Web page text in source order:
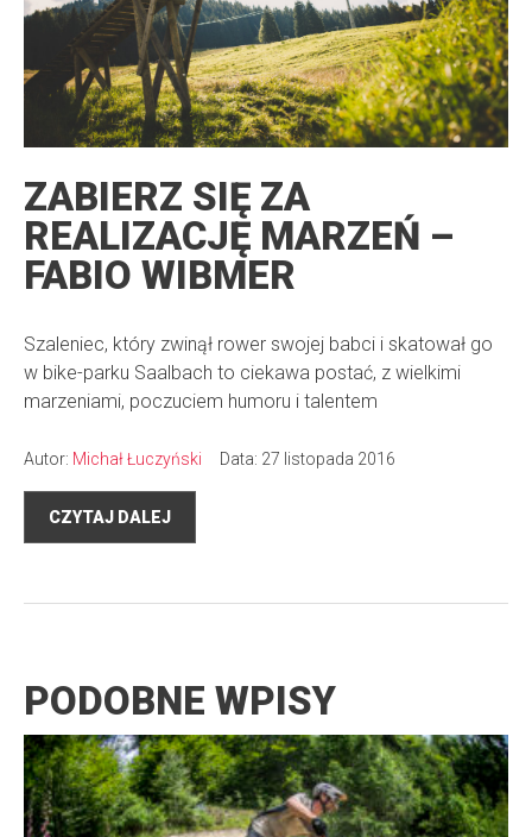
ZABIERZ SIĘ ZA
REALIZACJĘ MARZEŃ –
FABIO WIBMER
Szaleniec, który zwinął rower swojej babci i skatował go
w bike-parku Saalbach to ciekawa postać, z wielkimi
marzeniami, poczuciem humoru i talentem
Autor: Michał Łuczyński Data: 27 listopada 2016
CZYTAJ DALEJ
PODOBNE WPISY